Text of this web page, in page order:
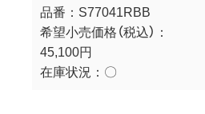
品番： S77041RBB
希望小売価格（税込）：
45,100円
在庫状況： 〇